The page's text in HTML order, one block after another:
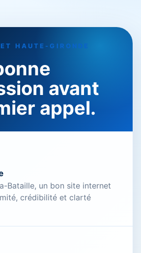
HAUTE-GIRONDE
avant
appel.
Bataille, un bon site internet
crédibilité et clarté